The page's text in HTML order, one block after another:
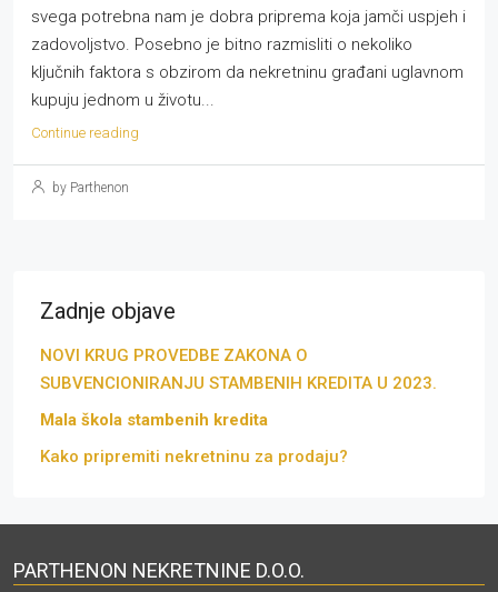
svega potrebna nam je dobra priprema koja jamči uspjeh i
zadovoljstvo. Posebno je bitno razmisliti o nekoliko
ključnih faktora s obzirom da nekretninu građani uglavnom
kupuju jednom u životu...
Continue reading
by Parthenon
Zadnje objave
NOVI KRUG PROVEDBE ZAKONA O
SUBVENCIONIRANJU STAMBENIH KREDITA U 2023.
Mala škola stambenih kredita
Kako pripremiti nekretninu za prodaju?
PARTHENON NEKRETNINE D.O.O.